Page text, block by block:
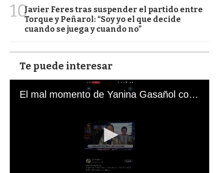
10Javier Feres tras suspender el partido entre
Torque y Peñarol: “Soy yo el que decide
cuando se juega y cuando no”
Te puede interesar
El mal momento de Yanina Gasañol con un hincha argentino en "Subrayado"